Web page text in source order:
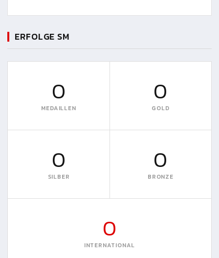
ERFOLGE SM
0
MEDAILLEN
0
GOLD
0
SILBER
0
BRONZE
0
INTERNATIONAL